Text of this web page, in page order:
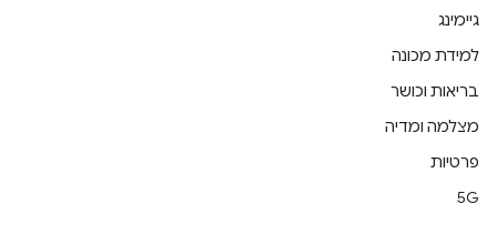
גיימינג
למידת מכונה
בריאות וכושר
מצלמה ומדיה
פרטיות
5G